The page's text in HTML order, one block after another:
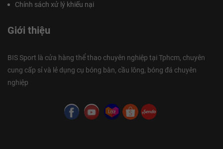
Chính sách xử lý khiếu nại
Giới thiệu
BIS Sport là cửa hàng thể thao chuyên nghiệp tại Tphcm, chuyên
cung cấp sỉ và lẻ dụng cụ bóng bàn, cầu lông, bóng đá chuyên
nghiệp